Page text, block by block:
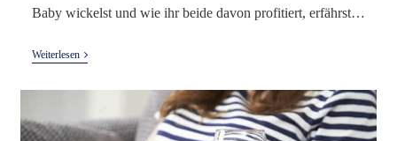
Baby wickelst und wie ihr beide davon profitiert, erfährst…
WeiterlesenDisana